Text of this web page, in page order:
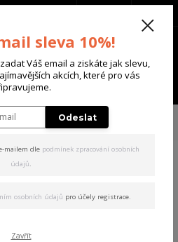
Menu
Yakuza pánské tričko Tens Regular
T-Shirt white S
sleva 10%!
Váš email a ziskáte jak slevu,
akcích, které pro vás
Odeslat
mailem dle podmínek zpracování osobních
údajů.
osobních údajů pro účely registrace.
Zavřít